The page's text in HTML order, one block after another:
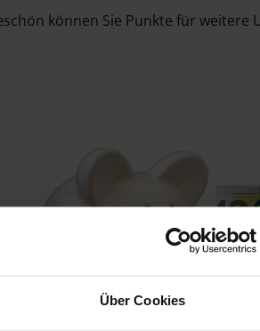
Über Cookies
können Sie Punkte für weitere